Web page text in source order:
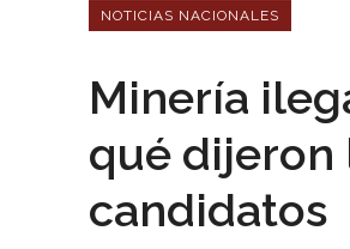
NOTICIAS NACIONALES
Minería
qué dijeron
candidatos